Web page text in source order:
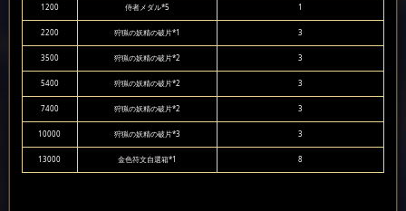
1200 侍者メダル*5 1
2200 狩猟の妖精の破片*1 3
3500 狩猟の妖精の破片*2 3
5400 狩猟の妖精の破片*2 3
7400 狩猟の妖精の破片*2 3
10000 狩猟の妖精の破片*3 3
13000 金色符文自選箱*1 8